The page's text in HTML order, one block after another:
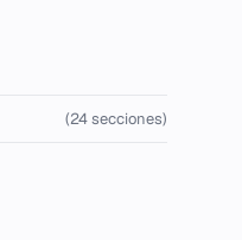
(24 secciones)